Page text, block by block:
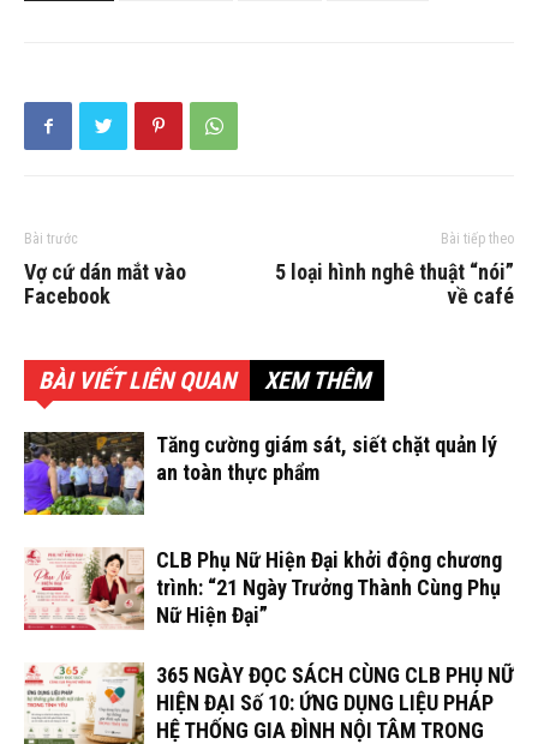
Bài trước
Vợ cứ dán mắt vào
Facebook
Bài tiếp theo
5 loại hình nghê thuật “nói”
về café
BÀI VIẾT LIÊN QUAN XEM THÊM
Tăng cường giám sát, siết chặt quản lý
an toàn thực phẩm
CLB Phụ Nữ Hiện Đại khởi động chương
trình: “21 Ngày Trưởng Thành Cùng Phụ
Nữ Hiện Đại”
365 NGÀY ĐỌC SÁCH CÙNG CLB PHỤ NỮ
HIỆN ĐẠI Số 10: ỨNG DỤNG LIỆU PHÁP
HỆ THỐNG GIA ĐÌNH NỘI TÂM TRONG